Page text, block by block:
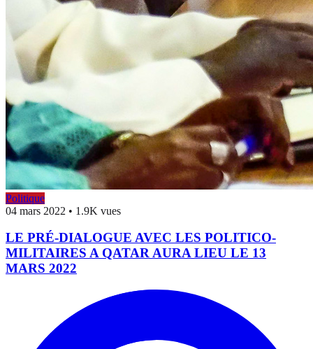
Politique
04 mars 2022 • 1.9K vues
LE PRÉ-DIALOGUE AVEC LES POLITICO-
MILITAIRES A QATAR AURA LIEU LE 13
MARS 2022